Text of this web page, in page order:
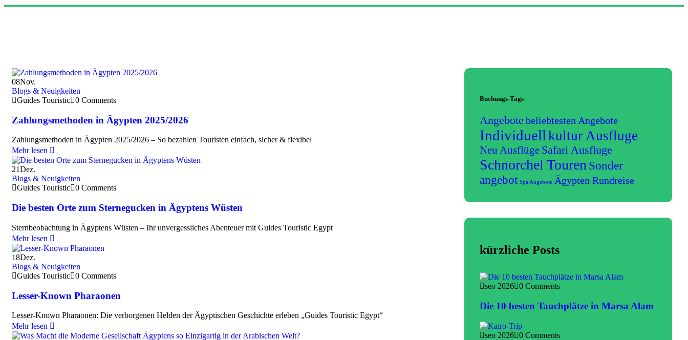
08Nov.
Blogs & Neuigkeiten
Guides Touristic 0 Comments
Zahlungsmethoden in Ägypten 2025/2026
Zahlungsmethoden in Ägypten 2025/2026 – So bezahlen Touristen einfach, sicher & flexibel
Mehr lesen
21Dez.
Blogs & Neuigkeiten
Guides Touristic 0 Comments
Die besten Orte zum Sternegucken in Ägyptens Wüsten
Sternbeobachtung in Ägyptens Wüsten – Ihr unvergessliches Abenteuer mit Guides Touristic Egypt
Mehr lesen
18Dez.
Blogs & Neuigkeiten
Guides Touristic 0 Comments
Lesser-Known Pharaonen
Lesser-Known Pharaonen: Die verborgenen Helden der Ägyptischen Geschichte erleben „Guides Touristic Egypt“
Mehr lesen
Buchungs-Tags
Angebote beliebtesten Angebote
Individuell kultur Ausfluge
Neu Ausflüge Safari Ausfluge
Schnorchel TourenSonder
angebot Spa Angebote Ägypten Rundreise
kürzliche Posts
seo 2026 0 Comments
Die 10 besten Tauchplätze in Marsa Alam
seo 2026 0 Comments